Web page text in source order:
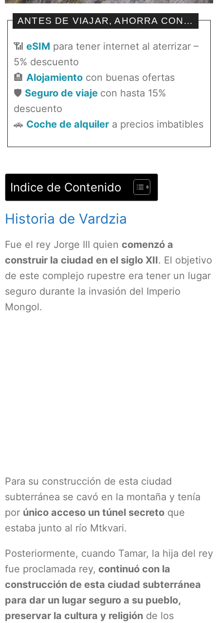
ANTES DE VIAJAR, AHORRA CON…
📶 eSIM para tener internet al aterrizar –
5% descuento
🏨 Alojamiento con buenas ofertas
🛡️ Seguro de viaje con hasta 15%
descuento
🚗 Coche de alquiler a precios imbatibles
Indice de Contenido
Historia de Vardzia
Fue el rey Jorge III quien comenzó a
construir la ciudad en el siglo XII. El objetivo
de este complejo rupestre era tener un lugar
seguro durante la invasión del Imperio
Mongol.
Para su construcción de esta ciudad
subterránea se cavó en la montaña y tenía
por único acceso un túnel secreto que
estaba junto al río Mtkvari.
Posteriormente, cuando Tamar, la hija del rey
fue proclamada rey, continuó con la
construcción de esta ciudad subterránea
para dar un lugar seguro a su pueblo,
preservar la cultura y religión de los